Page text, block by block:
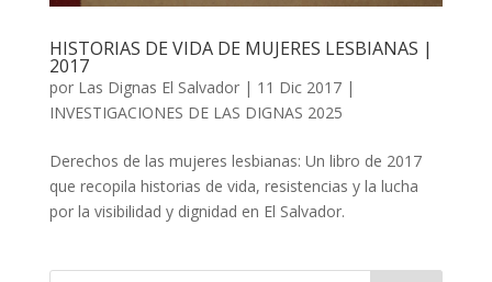
HISTORIAS DE VIDA DE MUJERES LESBIANAS |
2017
por Las Dignas El Salvador| 11 Dic 2017|
INVESTIGACIONES DE LAS DIGNAS 2025
Derechos de las mujeres lesbianas: Un libro de 2017
que recopila historias de vida, resistencias y la lucha
por la visibilidad y dignidad en El Salvador.